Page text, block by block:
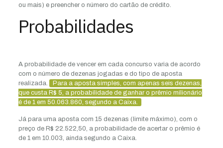
ou mais) e preencher o número do cartão de crédito.
Probabilidades
A probabilidade de vencer em cada concurso varia de acordo
com o número de dezenas jogadas e do tipo de aposta
realizada.
Para a aposta simples, com apenas seis dezenas,
que custa R$ 5, a probabilidade de ganhar o prêmio milionário
é de 1 em 50.063.860, segundo a Caixa.
Já para uma aposta com 15 dezenas (limite máximo), com o
preço de R$ 22.522,50, a probabilidade de acertar o prêmio é
de 1 em 10.003, ainda segundo a Caixa.